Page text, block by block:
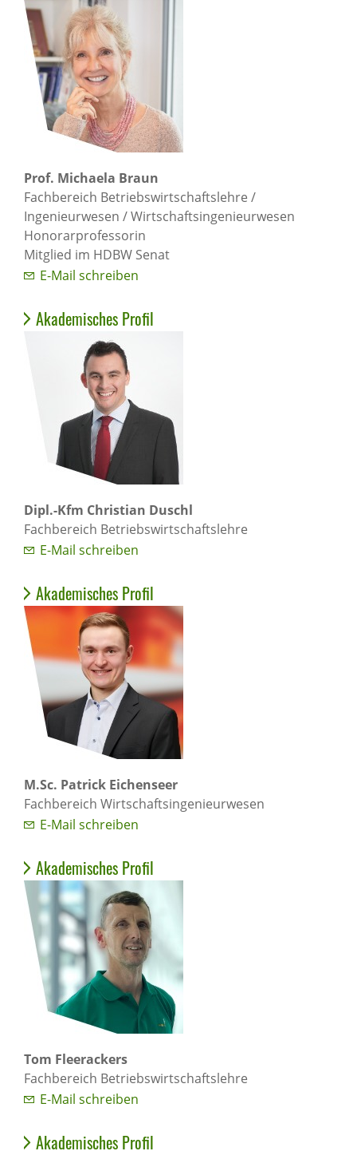
Prof. Michaela Braun
Fachbereich Betriebswirtschaftslehre /
Ingenieurwesen / Wirtschaftsingenieurwesen
Honorarprofessorin
Mitglied im HDBW Senat
E-Mail schreiben
Akademisches Profil
Dipl.-Kfm Christian Duschl
Fachbereich Betriebswirtschaftslehre
E-Mail schreiben
Akademisches Profil
M.Sc. Patrick Eichenseer
Fachbereich Wirtschaftsingenieurwesen
E-Mail schreiben
Akademisches Profil
Tom Fleerackers
Fachbereich Betriebswirtschaftslehre
E-Mail schreiben
Akademisches Profil